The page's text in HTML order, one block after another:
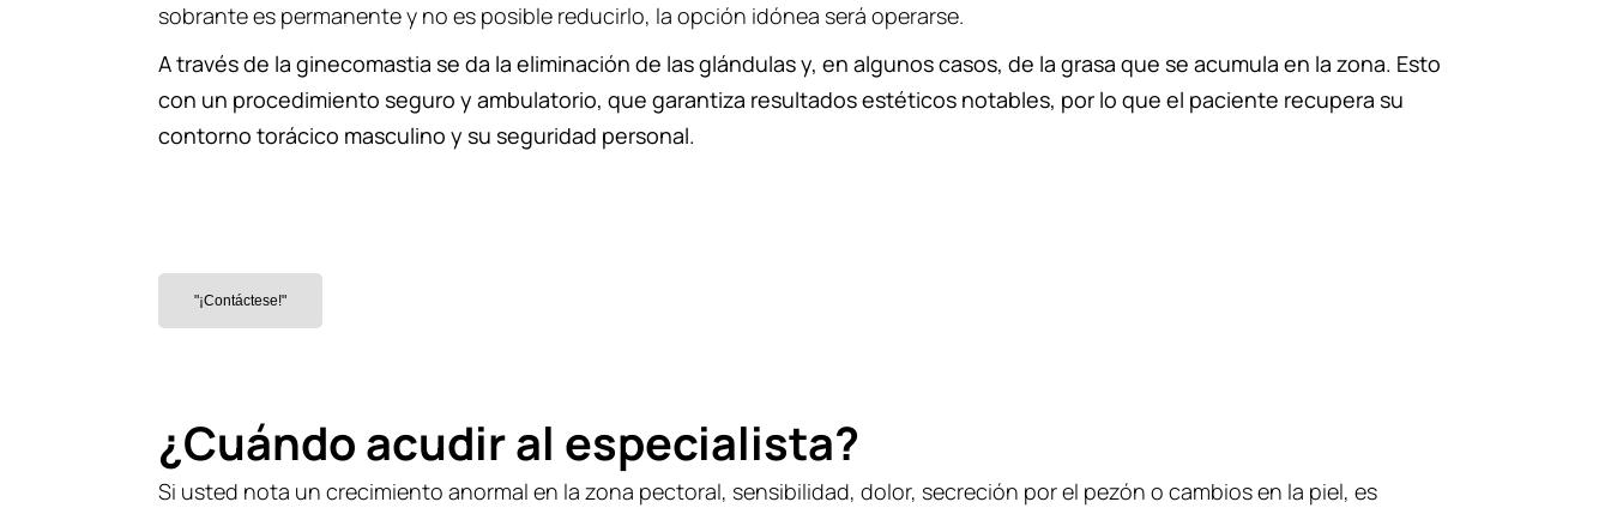
sobrante es permanente y no es posible reducirlo, la opción idónea será operarse.
A través de la ginecomastia se da la eliminación de las glándulas y, en algunos casos, de la grasa que se acumula en la zona. Esto
con un procedimiento seguro y ambulatorio, que garantiza resultados estéticos notables, por lo que el paciente recupera su
contorno torácico masculino y su seguridad personal.
"¡Contáctese!"
¿Cuándo acudir al especialista?
Si usted nota un crecimiento anormal en la zona pectoral, sensibilidad, dolor, secreción por el pezón o cambios en la piel, es